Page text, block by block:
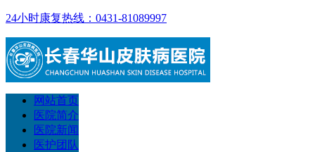
24小时康复热线：0431-81089997
网站首页
医院简介
医院新闻
医护团队